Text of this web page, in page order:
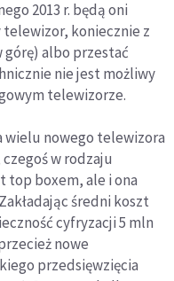
2013 r. będą oni
koniecznie z
górę) albo przestać
nie jest możliwy
telewizorze.
nowego telewizora
w rodzaju
top boxem, ale i ona
średni koszt
cyfryzacji 5 mln
nowe
przedsięwzięcia